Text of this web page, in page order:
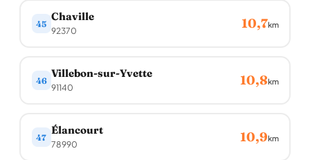
45
Chaville
92370 10,7km
46
Villebon-sur-Yvette
91140 10,8km
47
Élancourt
78990 10,9km